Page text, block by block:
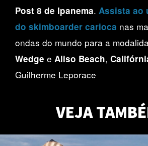
Post 8 de Ipanema. Assista ao
do skimboarder carioca nas
ondas do mundo para a
Wedge e Aliso Beach,
Guilherme Leporace
VEJA